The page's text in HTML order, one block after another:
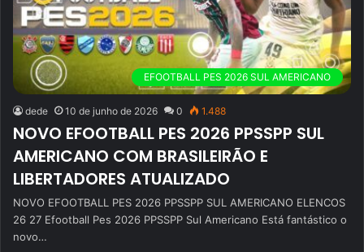
EFOOTBALL PES 2026 SUL AMERICANO
dede 10 de junho de 2026 0 1.488
NOVO EFOOTBALL PES 2026 PPSSPP SUL
AMERICANO COM BRASILEIRÃO E
LIBERTADORES ATUALIZADO
NOVO EFOOTBALL PES 2026 PPSSPP SUL AMERICANO ELENCOS
26 27 Efootball Pes 2026 PPSSPP Sul Americano Está fantástico o
novo…